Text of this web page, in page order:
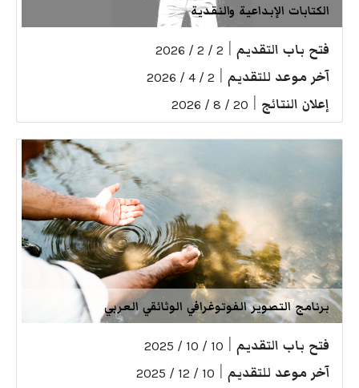
الكتابات الإبداعية والنقدية
فتح باب التقديم 2 / 2 / 2026
آخر موعد للتقديم 2 / 4 / 2026
إعلان النتائج 20 / 8 / 2026
برنامج التصوير الفوتوغرافي الوثائقي العربي
فتح باب التقديم 10 / 10 / 2025
آخر موعد للتقديم 10 / 12 / 2025